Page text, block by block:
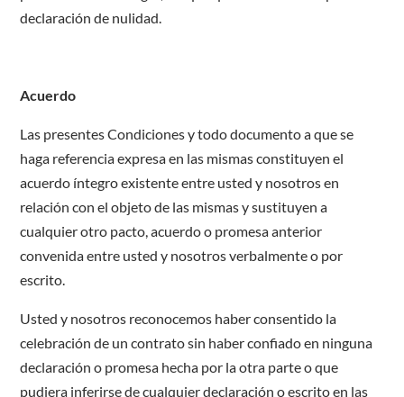
declaración de nulidad.
Acuerdo
Las presentes Condiciones y todo documento a que se
haga referencia expresa en las mismas constituyen el
acuerdo íntegro existente entre usted y nosotros en
relación con el objeto de las mismas y sustituyen a
cualquier otro pacto, acuerdo o promesa anterior
convenida entre usted y nosotros verbalmente o por
escrito.
Usted y nosotros reconocemos haber consentido la
celebración de un contrato sin haber confiado en ninguna
declaración o promesa hecha por la otra parte o que
pudiera inferirse de cualquier declaración o escrito en las